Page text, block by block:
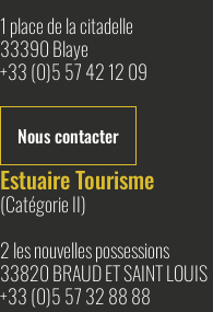
1 place de la citadelle
33390 Blaye
+33 (0)5 57 42 12 09
Nous contacter
Estuaire Tourisme
(Catégorie II)
2 les nouvelles possessions
33820 BRAUD ET SAINT LOUIS
+33 (0)5 57 32 88 88